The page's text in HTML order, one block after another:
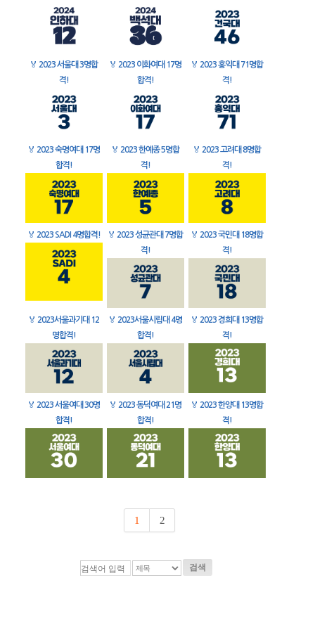
🏅 2023 서울대 3명합
격!
🏅 2023 이화여대 17명
합격!
🏅 2023 홍익대 71명합
격!
🏅 2023 숙명여대 17명
합격!
🏅 2023 한예종 5명합
격!
🏅 2023 고려대 8명합
격!
🏅 2023 SADI 4명합격! 🏅 2023 성균관대 7명합
격!
🏅 2023 국민대 18명합
격!
🏅 2023서울과기대 12
명합격!
🏅 2023서울시립대 4명
합격!
🏅 2023 경희대 13명합
격!
🏅 2023 서울여대 30명
합격!
🏅 2023 동덕여대 21명
합격!
🏅 2023 한양대 13명합
격!
1 2
검색